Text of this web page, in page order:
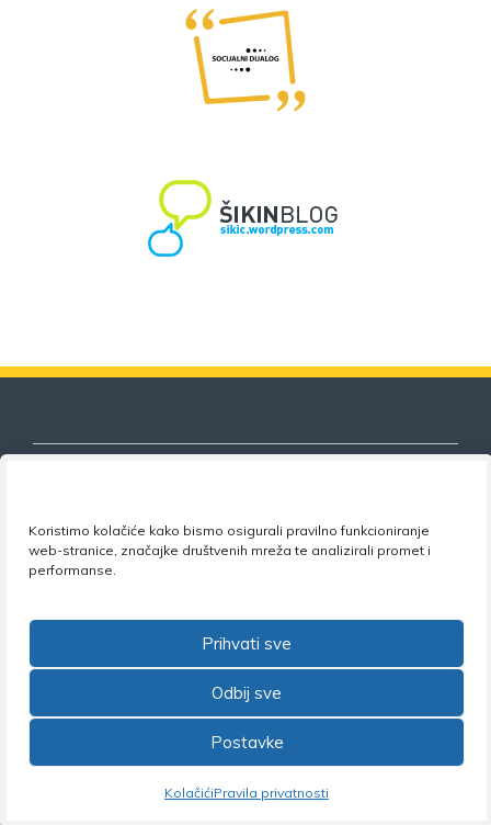
Koristimo kolačiće kako bismo osigurali pravilno funkcioniranje
web-stranice, značajke društvenih mreža te analizirali promet i
performanse.
Prihvati sve
Odbij sve
Postavke
KolačićiPravila privatnosti
Nezavisni sindikat znanosti i visokog
obrazovanja
Adresa: Florijana Andrašeca 18A / VI kat • 10 000
+385 1 4847 337 •Email: